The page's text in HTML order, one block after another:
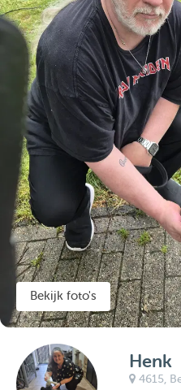
Bekijk foto's
Henk
4615,